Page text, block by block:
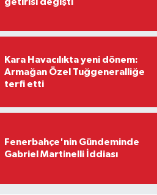
Kara Havacılıkta yeni dönem:
Armağan Özel Tuğgeneralliğe
terfi etti
Fenerbahçe'nin Gündeminde
Gabriel Martinelli İddiası